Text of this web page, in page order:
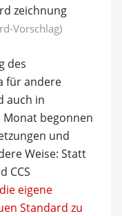
Vorschlag)
des
für andere
auch in
begonnen
und
Weise: Statt
CCS
eigene
Standard zu